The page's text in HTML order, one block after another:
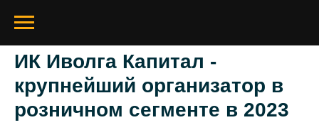
ИК Иволга Капитал -
крупнейший организатор в
розничном сегменте в 2023